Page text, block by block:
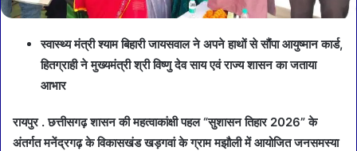
स्वास्थ्य मंत्री श्याम बिहारी जायसवाल ने अपने हाथों से सौंपा आयुष्मान कार्ड,
हितग्राही ने मुख्यमंत्री श्री विष्णु देव साय एवं राज्य शासन का जताया
आभार
रायपुर . छत्तीसगढ़ शासन की महत्वाकांक्षी पहल “सुशासन तिहार 2026” के
अंतर्गत मनेंद्रगढ़ के विकासखंड खड़गवां के ग्राम मझौली में आयोजित जनसमस्या